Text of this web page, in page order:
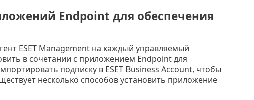
Endpoint для обеспечения
ESET Management на каждый управляемый
в сочетании с приложением Endpoint для
подписку в ESET Business Account, чтобы
несколько способов установить приложение